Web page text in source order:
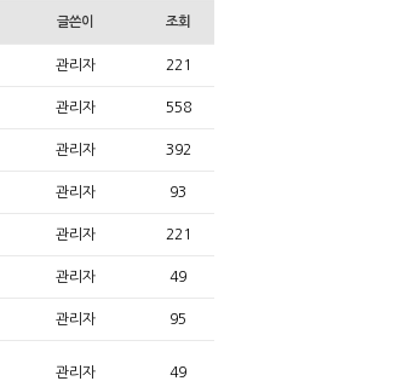
글쓴이 조회
관리자 221
관리자 558
관리자 392
관리자 93
관리자 221
관리자 49
관리자 95
관리자 49